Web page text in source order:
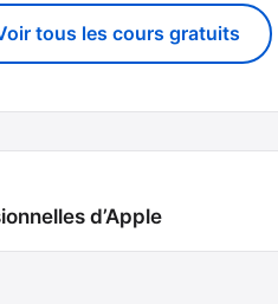
tous les cours gratuits
d’Apple